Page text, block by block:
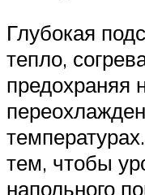
Глубокая
тепло,
предохраняя
тем, чтобы
напольного